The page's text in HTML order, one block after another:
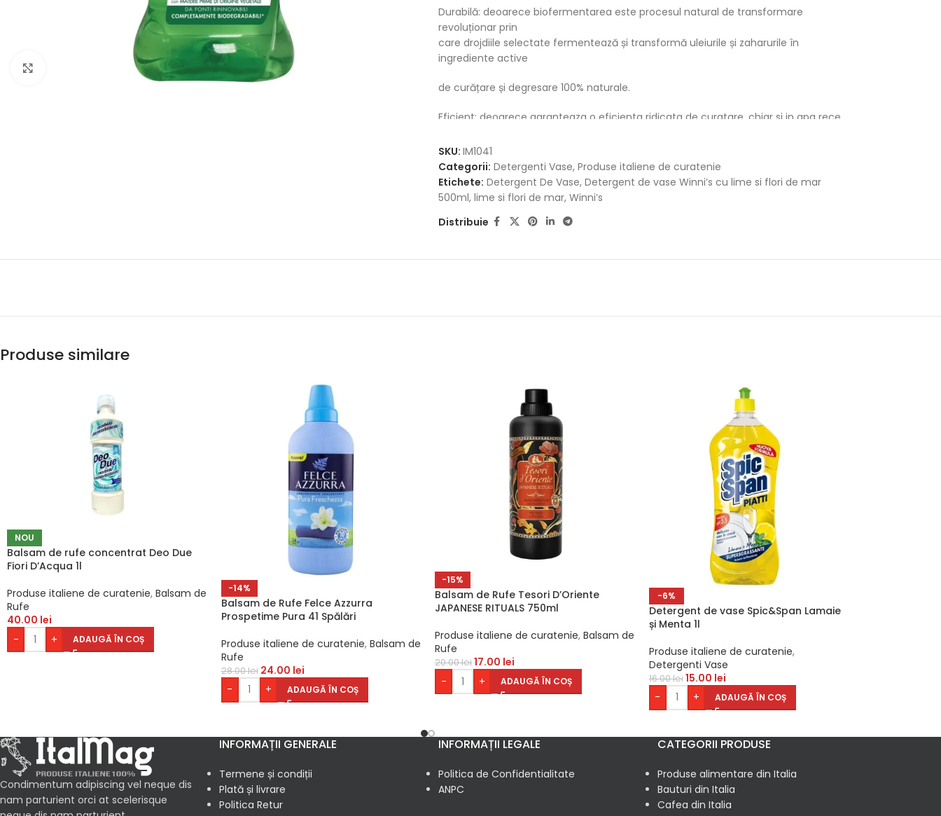
Faceți click pentru a mări
Durabilă: deoarece biofermentarea este procesul natural de transformare
revoluționar prin
care drojdiile selectate fermentează și transformă uleiurile și zaharurile în
ingrediente active
de curățare și degresare 100% naturale.
Eficient: deoarece garanteaza o eficienta ridicata de curatare, chiar si in apa rece.
piele,
este hipoalergenica si lasa pielea hidratata spalare dupa spalare.
SKU: IM1041
Categorii: Detergenti Vase, Produse italiene de curatenie
Etichete: Detergent De Vase, Detergent de vase Winni’s cu lime si flori de mar
500ml, lime si flori de mar, Winni’s
Distribuie
Produse similare
NOU
Balsam de rufe concentrat Deo Due
Fiori D’Acqua 1l
Produse italiene de curatenie, Balsam de
Rufe
40.00 lei
-
+ ADAUGĂ ÎN COȘ
-14%
Balsam de Rufe Felce Azzurra
Prospetime Pura 41 Spălări
Produse italiene de curatenie, Balsam de
Rufe
28.00lei 24.00 lei
-
+ ADAUGĂ ÎN COȘ
-15%
Balsam de Rufe Tesori D’Oriente
JAPANESE RITUALS 750ml
Produse italiene de curatenie, Balsam de
Rufe
20.00lei17.00 lei
-
+ ADAUGĂ ÎN COȘ
-6%
Detergent de vase Spic&Span Lamaie
și Menta 1l
Produse italiene de curatenie,
Detergenti Vase
16.00lei 15.00 lei
-
+ ADAUGĂ ÎN COȘ
Condimentum adipiscing vel neque dis
nam parturient orci at scelerisque
INFORMAȚII GENERALE
Termene și condiții
Plată și livrare
Politica Retur
INFORMAȚII LEGALE
Politica de Confidentialitate
ANPC
CATEGORII PRODUSE
Produse alimentare din Italia
Bauturi din Italia
Cafea din Italia